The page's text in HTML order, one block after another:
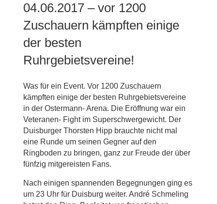
04.06.2017 – vor 1200
Zuschauern kämpften einige
der besten
Ruhrgebietsvereine!
Was für ein Event. Vor 1200 Zuschauern
kämpften einige der besten Ruhrgebietsvereine
in der Ostermann- Arena. Die Eröffnung war ein
Veteranen- Fight im Superschwergewicht. Der
Duisburger Thorsten Hipp brauchte nicht mal
eine Runde um seinen Gegner auf den
Ringboden zu bringen, ganz zur Freude der über
fünfzig mitgereisten Fans.
Nach einigen spannenden Begegnungen ging es
um 23 Uhr für Duisburg weiter. André Schmeling